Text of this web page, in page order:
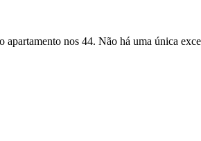
nos 44. Não há uma única